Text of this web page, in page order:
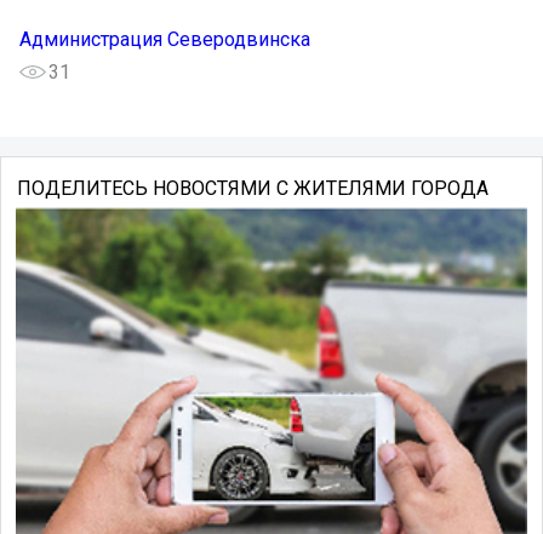
Администрация Северодвинска
31
ПОДЕЛИТЕСЬ НОВОСТЯМИ С ЖИТЕЛЯМИ ГОРОДА